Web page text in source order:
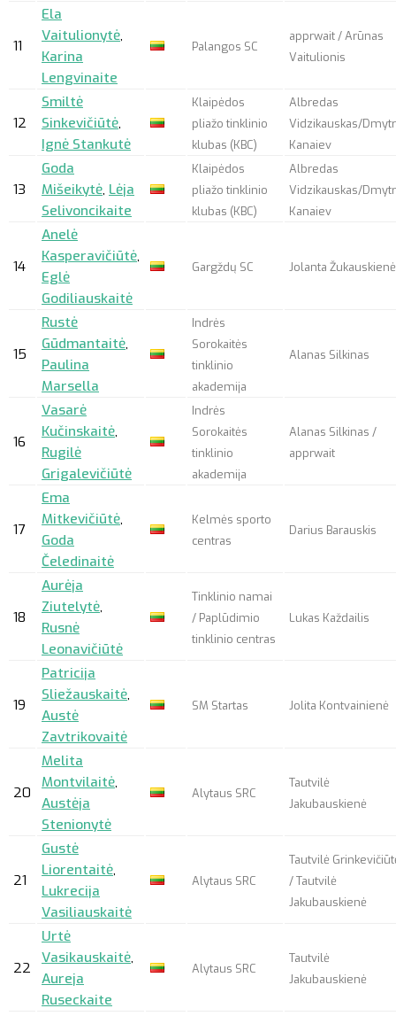
11
Ela
Vaitulionytė,
Karina
Lengvinaite
Palangos SC
apprwait/ Arūnas
Vaitulionis
12
Smiltė
Sinkevičiūtė,
Ignė Stankutė
Klaipėdos
pliažo tinklinio
klubas (KBC)
Albredas
Vidzikauskas/
Kanaiev
13
Goda
Mišeikytė, Lėja
Selivoncikaite
Klaipėdos
pliažo tinklinio
klubas (KBC)
Albredas
Vidzikauskas/
Kanaiev
14
Anelė
Kasperavičiūtė,
Eglė
Godiliauskaitė
Gargždų SC Jolanta Žukauskienė
15
Rustė
Gūdmantaitė,
Paulina
Marsella
Indrės
Sorokaitės
tinklinio
akademija
Alanas Silkinas
16
Vasarė
Kučinskaitė,
Rugilė
Grigalevičiūtė
Indrės
Sorokaitės
tinklinio
akademija
Alanas Silkinas /
apprwait
17
Ema
Mitkevičiūtė,
Goda
Čeledinaitė
Kelmės sporto
centras
Darius Barauskis
18
Aurėja
Ziutelytė,
Rusnė
Leonavičiūtė
Tinklinio namai
/ Paplūdimio
tinklinio centras
Lukas Každailis
19
Patricija
Sliežauskaitė,
Austė
Zavtrikovaitė
SM Startas Jolita Kontvainienė
20
Melita
Montvilaitė,
Austėja
Stenionytė
Alytaus SRC
Tautvilė
Jakubauskienė
21
Gustė
Liorentaitė,
Lukrecija
Vasiliauskaitė
Alytaus SRC
Tautvilė
/ Tautvilė
Jakubauskienė
22
Urtė
Vasikauskaitė,
Aureja
Ruseckaite
Alytaus SRC
Tautvilė
Jakubauskienė